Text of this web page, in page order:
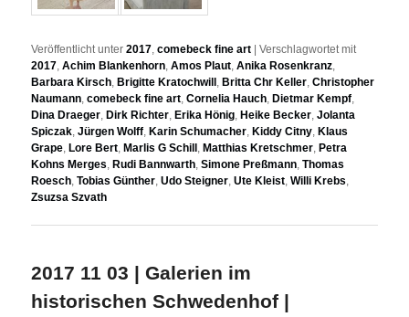
Veröffentlicht unter 2017 ,comebeck fine art |Verschlagwortet mit
2017 ,Achim Blankenhorn ,Amos Plaut ,Anika Rosenkranz
Barbara Kirsch ,Brigitte Kratochwill ,Britta Chr Keller ,Christopher
Naumann ,comebeck fine art ,Cornelia Hauch ,Dietmar Kempf
Dina Draeger ,Dirk Richter ,Erika Hönig ,Heike Becker ,Jolanta
Spiczak ,Jürgen Wolff ,Karin Schumacher ,Kiddy Citny ,Klaus
Grape ,Lore Bert ,Marlis G Schill ,Matthias Kretschmer ,Petra
Kohns Merges ,Rudi Bannwarth ,Simone Preßmann ,Thomas
Roesch ,Tobias Günther ,Udo Steigner ,Ute Kleist ,Willi Krebs
Zsuzsa Szvath
2017 11 03 | Galerien im
historischen Schwedenhof |